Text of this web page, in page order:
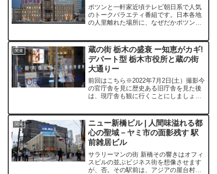
ポツンと一軒家近頃テレビ朝日系で人気
のトークバラエティ番組です。日本各地
の人里離れた場所に、なぜだかポツンと
かけてゆく番組です。ポツンと終着駅当
時、私が旅先に選んでいた...
関東
蔵の街 栃木の盛衰 ー知恵がカギ!
デパート型 栃木市役所と蔵の街
大通りー
前回はこちら※2022年7月2日(土）撮影今
の官庁舎を見に歴史ある旧庁舎を見た後
は、現庁舎も観に行くことにしましょ
在の庁舎は2014（平成25）年から使われ
る三代目庁舎...
関東
ニュー新橋ビル | 人間味溢れる都
心の聖域－ヤミ市の面影残す 駅
前雑居ビル
サラリーマンの街 新橋その響きはオフィ
スビルの並ぶビジネス街を想像させます
が、否。その駅前は、アジアの屋台村を